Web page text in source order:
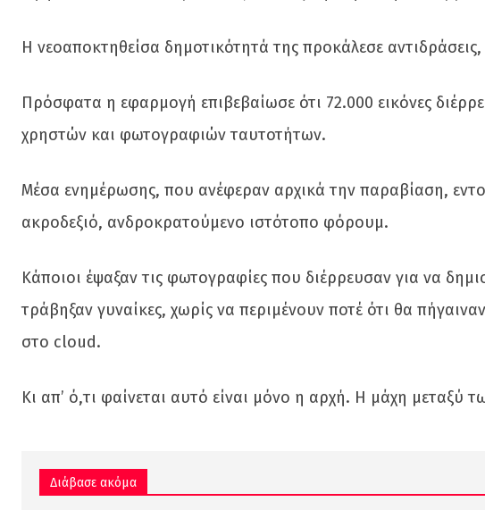
Η νεοαποκτηθείσα δημοτικότητά της προκάλεσε
Πρόσφατα η εφαρμογή επιβεβαίωσε ότι 72.000 εικόνες
χρηστών και φωτογραφιών ταυτοτήτων.
Μέσα ενημέρωσης, που ανέφεραν αρχικά την παραβίαση,
ακροδεξιό, ανδροκρατούμενο ιστότοπο φόρουμ.
Κάποιοι έψαξαν τις φωτογραφίες που διέρρευσαν για να
τράβηξαν γυναίκες, χωρίς να περιμένουν ποτέ ότι θα
στο cloud.
Κι απ’ ό,τι φαίνεται αυτό είναι μόνο η αρχή. Η μάχη μεταξύ
Διάβασε ακόμα